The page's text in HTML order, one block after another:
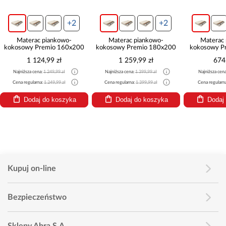
+2
Materac piankowo-
kokosowy Premio 160x200
1 124,99 zł
Najniższa cena:1 249,99 zł
Cena regularna:1 249,99 zł
Dodaj do koszyka
+2
Materac piankowo-
kokosowy Premio 180x200
1 259,99 zł
Najniższa cena:1 399,99 zł
Cena regularna:1 399,99 zł
Dodaj do koszyka
Materac
kokosowy
Najniższa
Cena
Kupuj on-line
Bezpieczeństwo